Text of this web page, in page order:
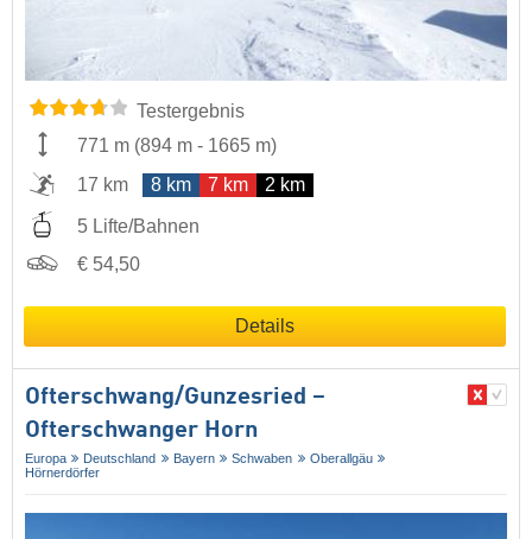
Testergebnis
771 m (894 m - 1665 m)
17 km
8 km 7 km 2 km
5 Lifte/Bahnen
€ 54,50
Details
Ofterschwang/​Gunzesried –
Ofterschwanger Horn
Europa Deutschland Bayern Schwaben
Oberallgäu
Hörnerdörfer